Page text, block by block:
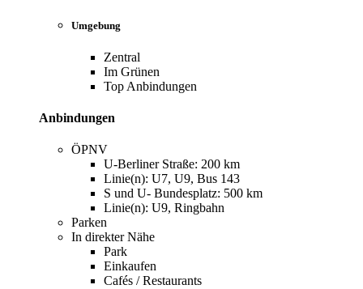
Umgebung
Zentral
Im Grünen
Top Anbindungen
Anbindungen
ÖPNV
U-Berliner Straße: 200 km
Linie(n): U7, U9, Bus 143
S und U- Bundesplatz: 500 km
Linie(n): U9, Ringbahn
Parken
In direkter Nähe
Park
Einkaufen
Cafés / Restaurants